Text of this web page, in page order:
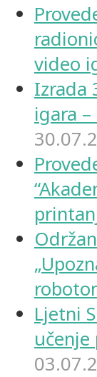
video
Izrada
igara
Ljetni
učenje